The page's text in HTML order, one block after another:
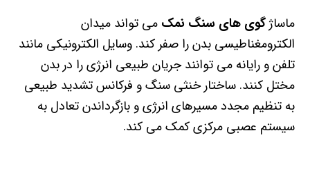
ماساژگوی های سنگ نمک می تواند میدان
الکترومغناطیسی بدن را صفر کند. وسایل الکترونیکی مانند
تلفن و رایانه می توانند جریان طبیعی انرژی را در بدن
مختل کنند. ساختار خنثی سنگ و فرکانس تشدید طبیعی
به تنظیم مجدد مسیرهای انرژی و بازگرداندن تعادل به
سیستم عصبی مرکزی کمک می کند.